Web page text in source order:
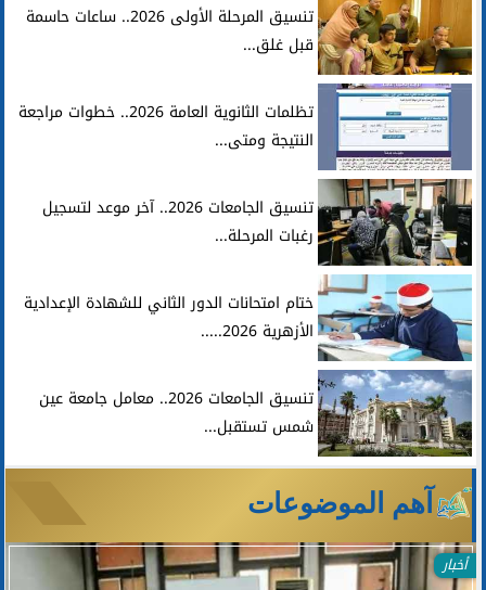
تنسيق المرحلة الأولى 2026.. ساعات حاسمة
قبل غلق...
تظلمات الثانوية العامة 2026.. خطوات مراجعة
النتيجة ومتى...
تنسيق الجامعات 2026.. آخر موعد لتسجيل
رغبات المرحلة...
ختام امتحانات الدور الثاني للشهادة الإعدادية
الأزهرية 2026.....
تنسيق الجامعات 2026.. معامل جامعة عين
شمس تستقبل...
آهم الموضوعات
أخبار